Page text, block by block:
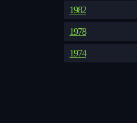
1982
1978
1974